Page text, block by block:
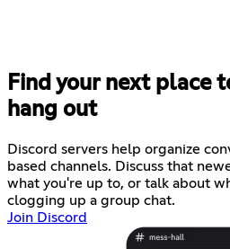
Find your next place
hang out
Discord servers help organize
based channels. Discuss that
what you're up to, or talk about
clogging up a group chat.
Join Discord